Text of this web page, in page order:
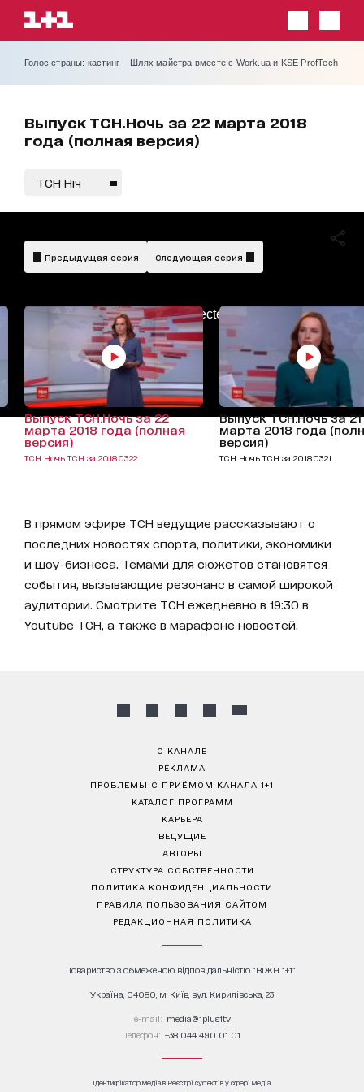
Голос страны: кастинг Шлях майстра вместе с Work.ua и KSE ProfTech
Выпуск ТСН.Ночь за 22 марта 2018
года (полная версия)
ТСН Ніч
AdBlockDetected!
Предыдущая серия Следующая серия
Выпуск ТСН.Ночь за 22
марта 2018 года (полная
версия)
ТСН Ночь ТСН за 2018.03.22
Выпуск ТСН.Ночь за 21
марта 2018 года
версия)
ТСН Ночь ТСН за 2018.03.21
В прямом эфире ТСН ведущие рассказывают о
последних новостях спорта, политики, экономики
и шоу-бизнеса. Темами для сюжетов становятся
события, вызывающие резонанс в самой широкой
аудитории. Смотрите ТСН ежедневно в 19:30 в
Youtube ТСН, а также в марафоне новостей.
О КАНАЛЕ
РЕКЛАМА
ПРОБЛЕМЫ С ПРИЁМОМ КАНАЛА 1+1
КАТАЛОГ ПРОГРАММ
КАРЬЕРА
ВЕДУЩИЕ
АВТОРЫ
СТРУКТУРА СОБСТВЕННОСТИ
ПОЛИТИКА КОНФИДЕНЦИАЛЬНОСТИ
ПРАВИЛА ПОЛЬЗОВАНИЯ САЙТОМ
РЕДАКЦИОННАЯ ПОЛИТИКА
Товариство з обмеженою відповідальністю "ВІЖН 1+1"
Україна, 04080, м. Київ, вул. Кирилівська, 23
е-mail: media@1plus1.tv
Телефон: +38 044 490 01 01
Ідентифікатор медіа в Реєстрі суб’єктів у сфері медіа: